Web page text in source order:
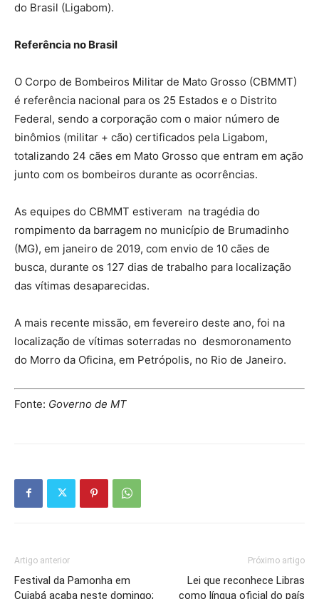
do Brasil (Ligabom).
Referência no Brasil
O Corpo de Bombeiros Militar de Mato Grosso (CBMMT)
é referência nacional para os 25 Estados e o Distrito
Federal, sendo a corporação com o maior número de
binômios (militar + cão) certificados pela Ligabom,
totalizando 24 cães em Mato Grosso que entram em ação
junto com os bombeiros durante as ocorrências.
As equipes do CBMMT estiveram na tragédia do
rompimento da barragem no município de Brumadinho
(MG), em janeiro de 2019, com envio de 10 cães de
busca, durante os 127 dias de trabalho para localização
das vítimas desaparecidas.
A mais recente missão, em fevereiro deste ano, foi na
localização de vítimas soterradas no desmoronamento
do Morro da Oficina, em Petrópolis, no Rio de Janeiro.
Fonte: Governo de MT
Artigo anterior
Festival da Pamonha em
Cuiabá acaba neste domingo;
Próximo artigo
Lei que reconhece Libras
como língua oficial do país